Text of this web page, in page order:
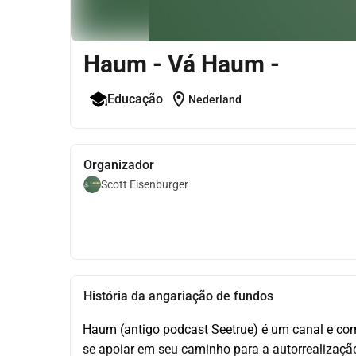
Haum - Vá Haum -
Educação location_on Nederland
Organizador
Scott Eisenburger
História da angariação de fundos
Haum (antigo podcast Seetrue) é um canal e
se apoiar em seu caminho para a